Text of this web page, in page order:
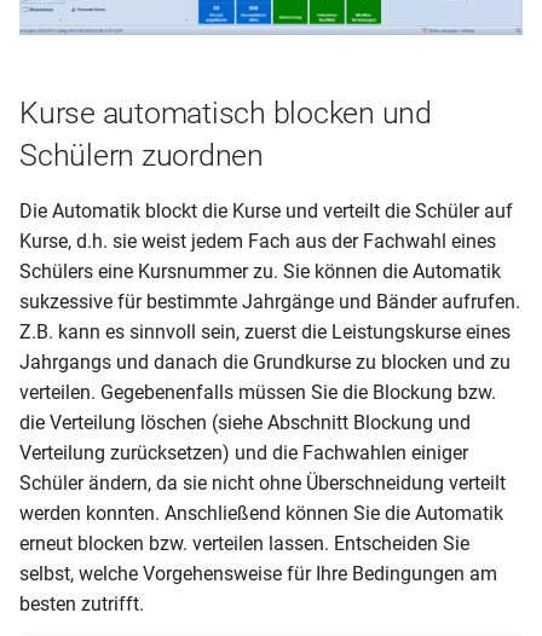
Kurse automatisch blocken und
Schülern zuordnen
Die Automatik blockt die Kurse und verteilt die Schüler auf
Kurse, d.h. sie weist jedem Fach aus der Fachwahl eines
Schülers eine Kursnummer zu. Sie können die Automatik
sukzessive für bestimmte Jahrgänge und Bänder aufrufen.
Z.B. kann es sinnvoll sein, zuerst die Leistungskurse eines
Jahrgangs und danach die Grundkurse zu blocken und zu
verteilen. Gegebenenfalls müssen Sie die Blockung bzw.
die Verteilung löschen (siehe Abschnitt Blockung und
Verteilung zurücksetzen) und die Fachwahlen einiger
Schüler ändern, da sie nicht ohne Überschneidung verteilt
werden konnten. Anschließend können Sie die Automatik
erneut blocken bzw. verteilen lassen. Entscheiden Sie
selbst, welche Vorgehensweise für Ihre Bedingungen am
besten zutrifft.